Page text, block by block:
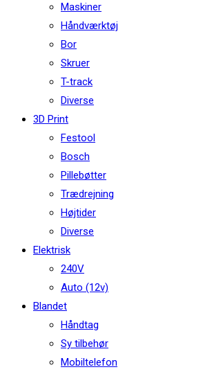
Maskiner
Håndværktøj
Bor
Skruer
T-track
Diverse
3D Print
Festool
Bosch
Pillebøtter
Trædrejning
Højtider
Diverse
Elektrisk
240V
Auto (12v)
Blandet
Håndtag
Sy tilbehør
Mobiltelefon